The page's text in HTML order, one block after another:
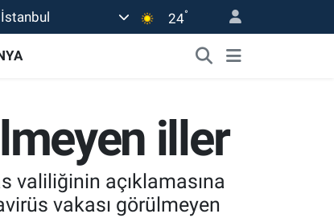
İstanbul 24°
iller
valiliğinin açıklamasına
vakası görülmeyen